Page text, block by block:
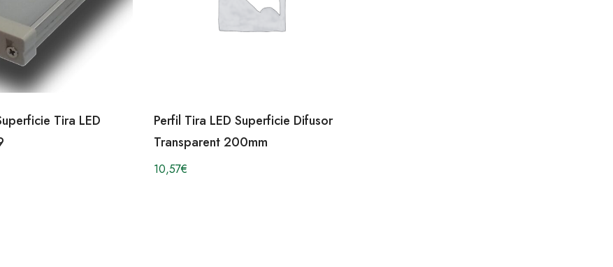
Tira LED
Perfil Tira LED Superficie Difusor
Transparent 200mm
10,57€